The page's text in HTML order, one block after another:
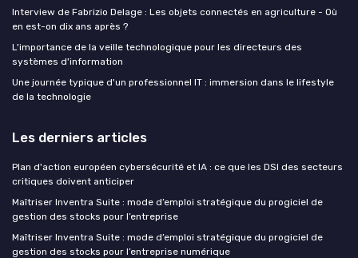
Interview de Fabrizio Delage : Les objets connectés en agriculture - Où
en est-on dix ans après ?
L'importance de la veille technologique pour les directeurs des
systèmes d'information
Une journée typique d'un professionnel IT : immersion dans le lifestyle
de la technologie
Les derniers articles
Plan d'action européen cybersécurité et IA : ce que les DSI des secteurs
critiques doivent anticiper
Maîtriser Inventra Suite : mode d’emploi stratégique du progiciel de
gestion des stocks pour l’entreprise
Maîtriser Inventra Suite : mode d’emploi stratégique du progiciel de
gestion des stocks pour l’entreprise numérique